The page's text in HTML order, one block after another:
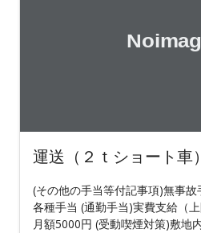
運送（２ｔショート車
(その他の手当等付記事項)無事
各種手当 (通勤手当)実費支給（
月額5000円 (受動喫煙対策)敷地